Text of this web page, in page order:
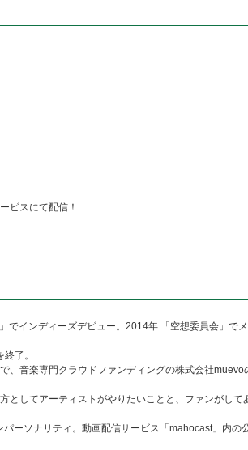
ビスにて配信！
インディーズデビュー。2014年 「空想委員会」で
了。
、音楽専門クラウドファンディングの株式会社muevo
としてアーティストがやりたいことと、ファンがして
ーソナリティ。動画配信サービス「mahocast」内の